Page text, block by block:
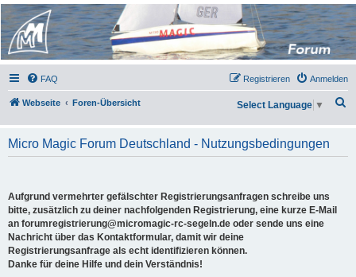
Micro Magic Forum
Deutschland
FAQ Anmelden
Registrieren
Webseite Foren-Übersicht
h
Select Language ▼
Micro Magic Forum Deutschland - Nutzungsbedingungen
Aufgrund vermehrter gefälschter Registrierungsanfragen schreibe uns
bitte, zusätzlich zu deiner nachfolgenden Registrierung, eine kurze E-Mail
an forumregistrierung@micromagic-rc-segeln.de oder sende uns eine
Nachricht über das Kontaktformular, damit wir deine
Registrierungsanfrage als echt identifizieren können.
Danke für deine Hilfe und dein Verständnis!